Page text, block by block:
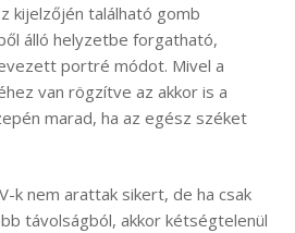
kijelzőjén található gomb
álló helyzetbe forgatható,
portré módot. Mivel a
van rögzítve az akkor is a
marad, ha az egész széket
k nem arattak sikert, de ha csak
távolságból, akkor kétségtelenül